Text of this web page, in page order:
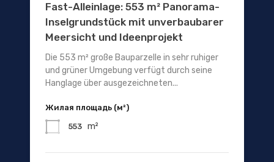
Fast-Alleinlage: 553 m² Panorama-
Inselgrundstück mit unverbaubarer
Meersicht und Ideenprojekt
Die 553 m² große Bauparzelle in sehr ruhiger
und grüner Umgebung verfügt durch seine
Hanglage über ausgezeichneten...
Жилая площадь (м²)
553 m²